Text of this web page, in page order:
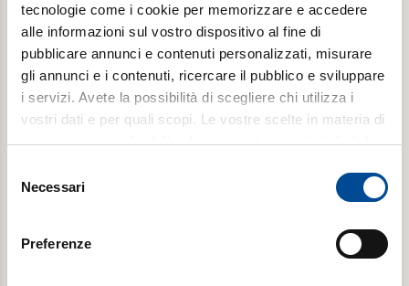
tecnologie come i cookie per memorizzare e accedere
alle informazioni sul vostro dispositivo al fine di
pubblicare annunci e contenuti personalizzati, misurare
gli annunci e i contenuti, ricercare il pubblico e sviluppare
i servizi. Avete la possibilità di scegliere chi utilizza i
vostri dati e per quali scopi. Le vostre scelte in materia di
privacy sono applicabili solo su questa proprietà digitale
modificare o revocare il proprio consenso in qualsiasi
momento dalla Dichiarazione sui cookie o facendo clic
delNecessari
Preferenze
Abbonamento annuale digitale
Pop Up ogni primo martedì del mese, per 1 anno (da
settembre a giugno) + Avvenire tutti i martedì